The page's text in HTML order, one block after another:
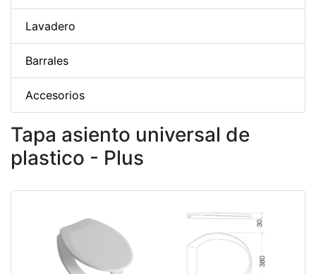
Lavadero
Barrales
Accesorios
Tapa asiento universal de
plastico - Plus